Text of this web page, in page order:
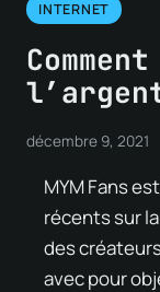
INTERNET
décembre 9, 2021
MYM Fans
récents sur
des
avec pour